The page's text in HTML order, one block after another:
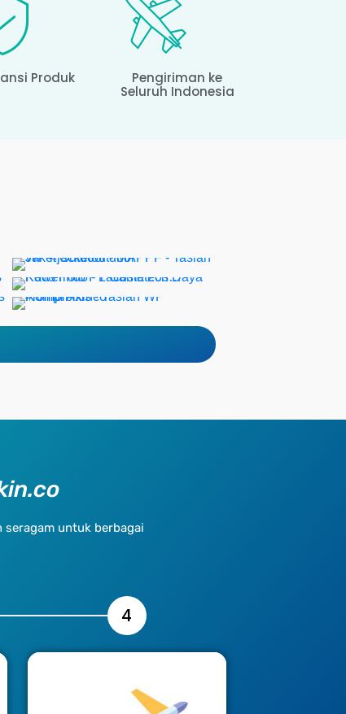
Produk
Pengiriman ke
Seluruh Indonesia
seragam untuk berbagai
4